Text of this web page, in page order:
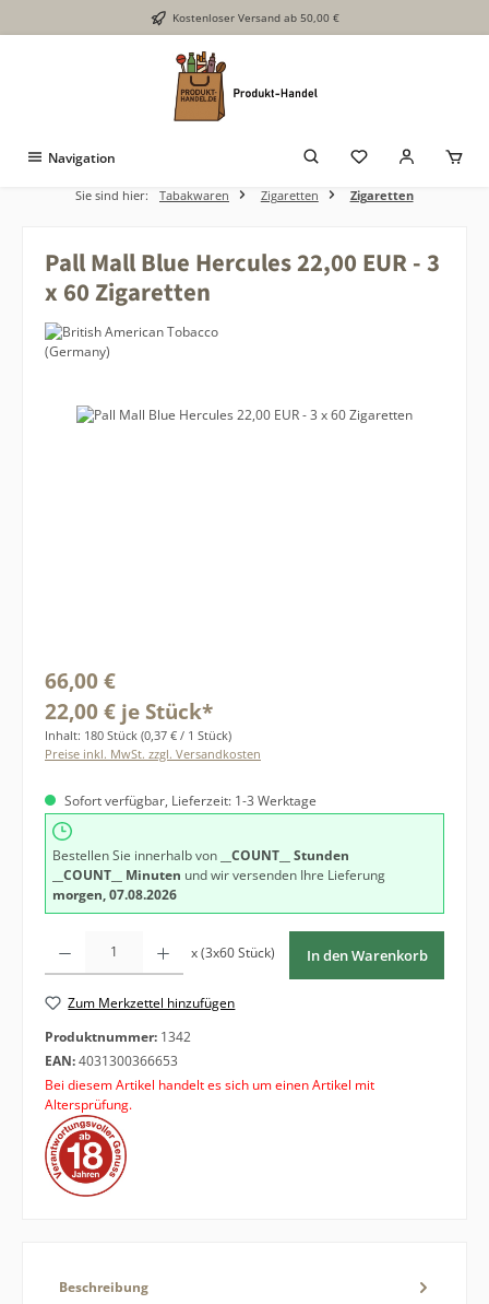
Zum Hauptinhalt springen Kostenloser Versand ab 50,00 €
Navigation
Sie sind hier: Tabakwaren Zigaretten Zigaretten
Pall Mall Blue Hercules 22,00 EUR - 3
x 60 Zigaretten
Bildergalerie überspringen
Regulärer Preis:
66,00 €
22,00 € je Stück*
Inhalt: 180 Stück (0,37 € / 1 Stück)
Preise inkl. MwSt. zzgl. Versandkosten
Sofort verfügbar, Lieferzeit: 1-3 Werktage
Bestellen Sie innerhalb von
__COUNT__ Stunden
__COUNT__ Minuten und wir versenden Ihre Lieferung
morgen, 07.08.2026
x (3x60 Stück) In den Warenkorb
Zum Merkzettel hinzufügen
Produktnummer: 1342
EAN:4031300366653
Bei diesem Artikel handelt es sich um einen Artikel mit
Altersprüfung.
Beschreibung